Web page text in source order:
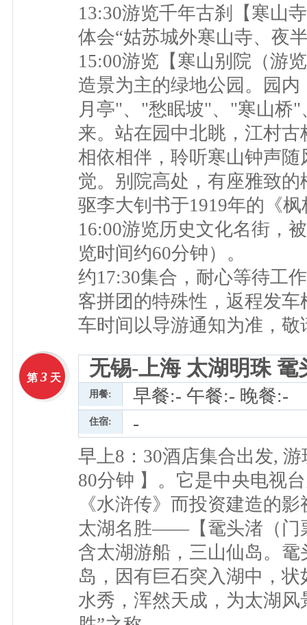
13:30游览千年古刹【寒山
体会“姑苏城外寒山寺、夜
15:00游览【寒山别院（游
造景为主的绿地公园。园
月亭"、"愁眠坡"、"寒山桥
来。站在园中北眺，江村
相依相伴，聆听寒山钟声
觉。别院高处，有座雅致
驱李大钊书于1919年的《
16:00游览历史文化名街，
览时间约60分钟）。
约17:30集合，耐心等待工
客拼团的特殊性，返程发
车时间以导游通知为准，敬
第 3 天 无锡-上海 太湖明珠 鼋
用餐: 早餐:- 午餐:- 晚餐:-
住宿:
-
早上8：30酒店集合出发,
80分钟 】。它是中央电视
《水浒传》而投资建造的
太湖名胜——【鼋头渚（门
含太湖游船，三山仙岛。
岛，因有巨石突入湖中，
水秀，浑然天成，为太湖